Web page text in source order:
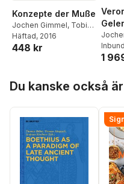
Konzepte der Muße
Jochen Gimmel, Tobias
Keiling
Häftad, 2016
448 kr
1
Du kanske också